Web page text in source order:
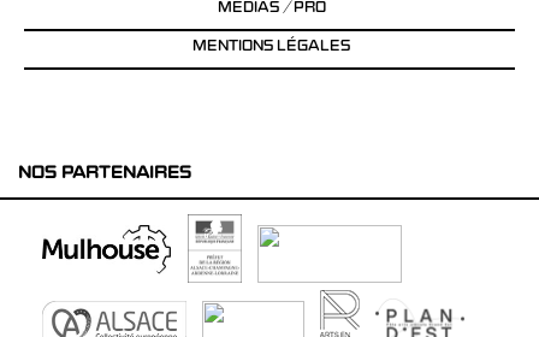
MÉDIAS / PRO
MENTIONS LÉGALES
NOS PARTENAIRES